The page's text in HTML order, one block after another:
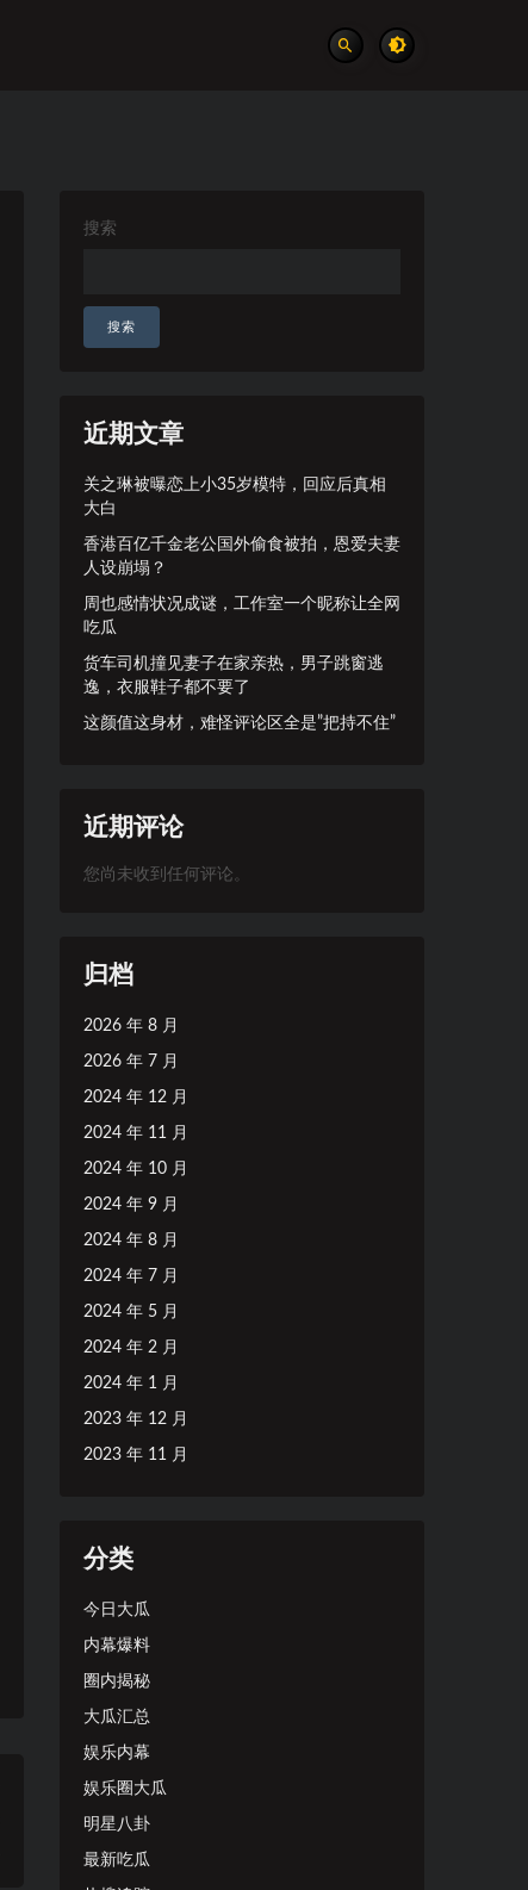
搜索
搜索
近期文章
关之琳被曝恋上小35岁模特，回应后真相
大白
香港百亿千金老公国外偷食被拍，恩爱夫妻
人设崩塌？
周也感情状况成谜，工作室一个昵称让全网
吃瓜
货车司机撞见妻子在家亲热，男子跳窗逃
逸，衣服鞋子都不要了
这颜值这身材，难怪评论区全是”把持不住”
近期评论
您尚未收到任何评论。
归档
2026 年 8 月
2026 年 7 月
2024 年 12 月
2024 年 11 月
2024 年 10 月
2024 年 9 月
2024 年 8 月
2024 年 7 月
2024 年 5 月
2024 年 2 月
2024 年 1 月
2023 年 12 月
2023 年 11 月
分类
今日大瓜
内幕爆料
圈内揭秘
大瓜汇总
娱乐内幕
娱乐圈大瓜
明星八卦
最新吃瓜